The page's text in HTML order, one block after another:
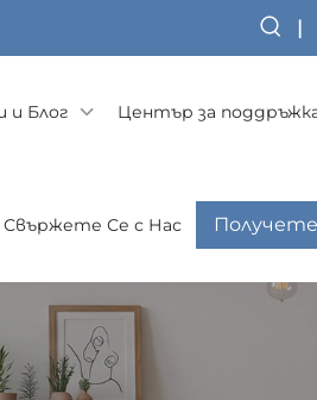
|
и Блог Център за
Свържете Се с Нас